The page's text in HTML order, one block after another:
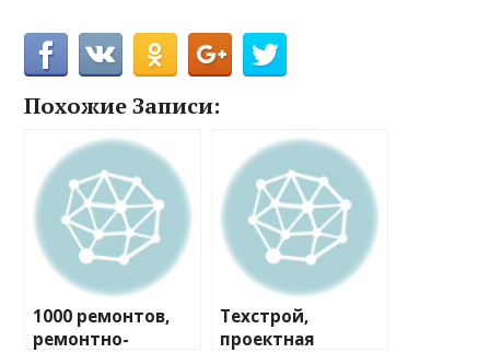
Похожие Записи:
1000 ремонтов,
ремонтно-
Техстрой,
проектная